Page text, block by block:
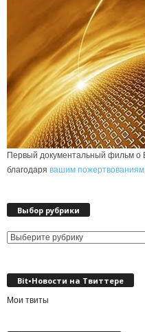
Первый документальный фильм о
благодаря вашим пожертвованиям
Выбор рубрики
Выбор
Bit•Новости на Твиттере
Мои твиты